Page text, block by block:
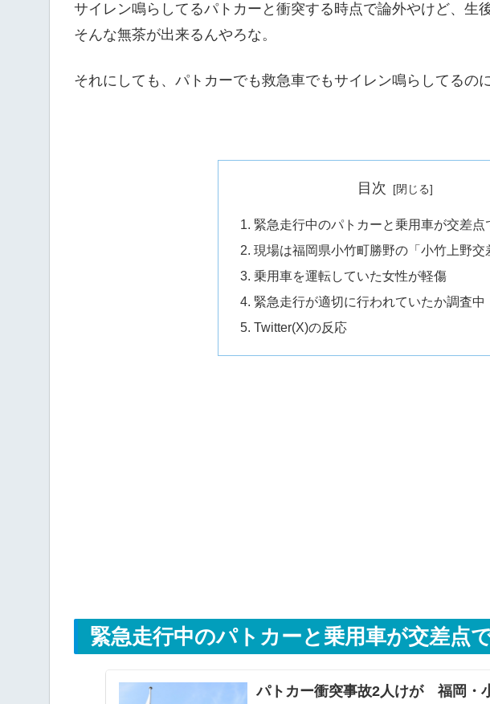
サイレン鳴らしてるパトカーと衝突する時点で論外やけど、生
そんな無茶が出来るんやろな。
それにしても、パトカーでも救急車でもサイレン鳴らしてるの
目次
緊急走行中のパトカーと乗用車が交差点
現場は福岡県小竹町勝野の「小竹上野交
乗用車を運転していた女性が軽傷
緊急走行が適切に行われていたか調査中
Twitter(X)の反応
緊急走行中のパトカーと乗用車が交差点
パトカー衝突事故2人けが 福岡・